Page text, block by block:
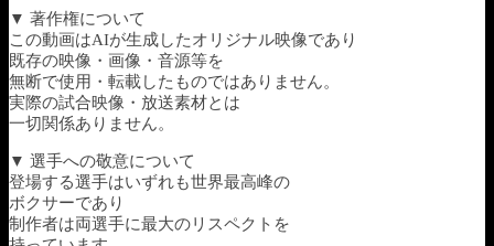
▼ 著作権について
この動画はAIが生成したオリジナル映像であり
既存の映像・画像・音源等を
無断で使用・転載したものではありません。
実際の試合映像・放送素材とは
一切関係ありません。
▼ 選手への敬意について
登場する選手はいずれも世界最高峰の
ボクサーであり
制作者は両選手に最大のリスペクトを